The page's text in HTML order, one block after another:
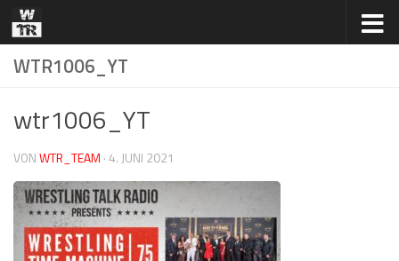
Zum Inhalt springen
WTR1006_YT
wtr1006_YT
VONWTR_TEAM ·4. JUNI 2021